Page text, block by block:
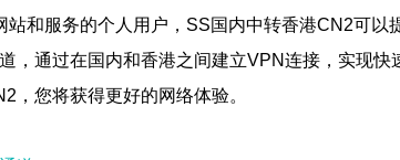
和服务的个人用户，SS国内中转香港CN2可以
，通过在国内和香港之间建立VPN连接，实现
，您将获得更好的网络体验。